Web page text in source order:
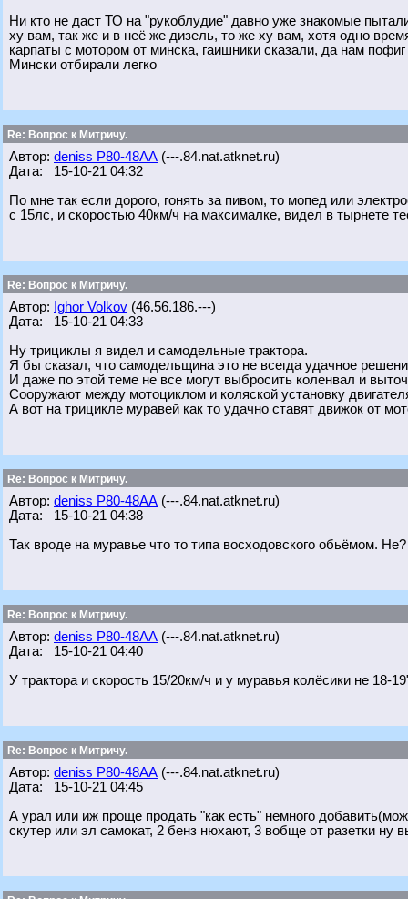
Ни кто не даст ТО на "рукоблудие" давно уже знакомые
ху вам, так же и в неё же дизель, то же ху вам, хотя одно
карпаты с мотором от минска, гаишники сказали, да нам
Мински отбирали легко
Re: Вопрос к Митричу.
Автор: deniss Р80-48АА (---.84.nat.atknet.ru)
Дата: 15-10-21 04:32
По мне так если дорого, гонять за пивом, то мопед или
с 15лс, и скоростью 40км/ч на максималке, видел в тырнете
Re: Вопрос к Митричу.
Автор: Ighor Volkov (46.56.186.---)
Дата: 15-10-21 04:33
Ну трициклы я видел и самодельные трактора.
Я бы сказал, что самодельщина это не всегда удачное
И даже по этой теме не все могут выбросить коленвал и
Сооружают между мотоциклом и коляской установку
А вот на трицикле муравей как то удачно ставят движок от
Re: Вопрос к Митричу.
Автор: deniss Р80-48АА (---.84.nat.atknet.ru)
Дата: 15-10-21 04:38
Так вроде на муравье что то типа восходовского обьёмом. Не?
Re: Вопрос к Митричу.
Автор: deniss Р80-48АА (---.84.nat.atknet.ru)
Дата: 15-10-21 04:40
У трактора и скорость 15/20км/ч и у муравья колёсики не 18-
Re: Вопрос к Митричу.
Автор: deniss Р80-48АА (---.84.nat.atknet.ru)
Дата: 15-10-21 04:45
А урал или иж проще продать "как есть" немного
скутер или эл самокат, 2 бенз нюхают, 3 вобще от разетки ну